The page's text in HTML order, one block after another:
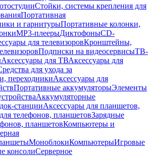
Стойки, системы крепления для
Портативная
и гарнитурыПортативные колонки,
MP3-плеерыДиктофоныCD-
для телевизоровКронштейны,
Подписки на видеосервисыТВ-
Аксессуары для ТВАксессуары для
для ухода за
переходникиАксессуары для
Портативные аккумуляторыЭлементы
Аккумуляторные
станцииАксессуары для планшетов,
телефонов, планшетовЗарядные
планшетовКомпьютеры и
МоноблокиКомпьютерыИгровые
консолиСерверное